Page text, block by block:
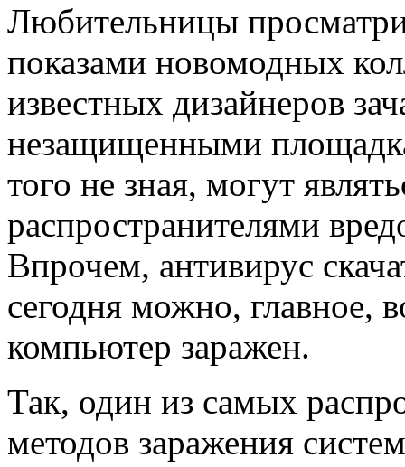
Любительницы
показами новомодных
известных дизайнеров
незащищенными
того не зная, могут
распространителями
Впрочем, антивирус
сегодня можно, главное,
компьютер заражен.
Так, один из самых
методов заражения